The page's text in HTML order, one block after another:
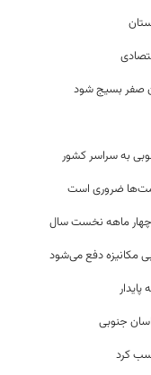
صفر بسیج شود
ضروری است
مکانیزه دفع می‌شود
جنوبی
کرد